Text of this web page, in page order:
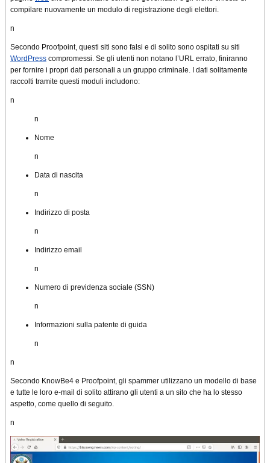
compilare nuovamente un modulo di registrazione degli elettori.
n
Secondo Proofpoint, questi siti sono falsi e di solito sono ospitati su siti
WordPress compromessi. Se gli utenti non notano l’URL errato, finiranno
per fornire i propri dati personali a un gruppo criminale. I dati solitamente
raccolti tramite questi moduli includono:
n
n
Nome
n
Data di nascita
n
Indirizzo di posta
n
Indirizzo email
n
Numero di previdenza sociale (SSN)
n
Informazioni sulla patente di guida
n
n
Secondo KnowBe4 e Proofpoint, gli spammer utilizzano un modello di base
e tutte le loro e-mail di solito attirano gli utenti a un sito che ha lo stesso
aspetto, come quello di seguito.
n